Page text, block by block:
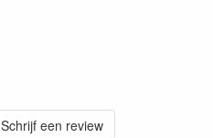
Schrijf een review